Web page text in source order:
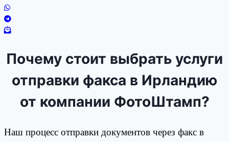
Почему стоит выбрать услуги
отправки факса в Ирландию
от компании ФотоШтамп?
Наш процесс отправки документов через факс в